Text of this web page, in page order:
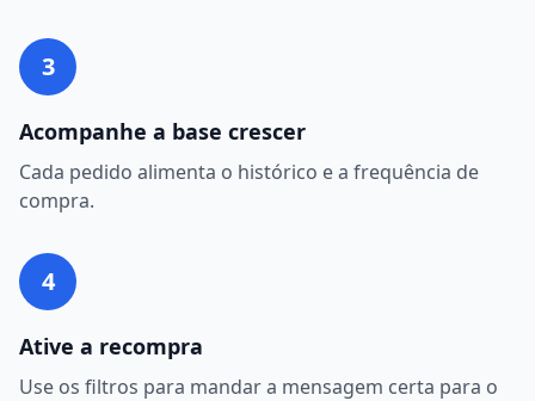
3
Acompanhe a base crescer
Cada pedido alimenta o histórico e a frequência de
compra.
4
Ative a recompra
Use os filtros para mandar a mensagem certa para o